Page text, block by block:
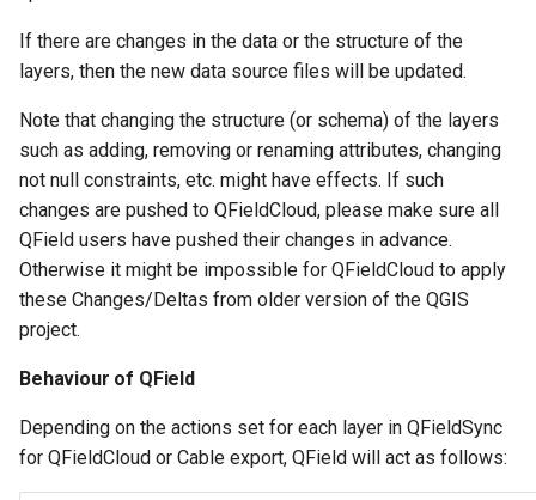
If there are changes in the data or the structure of the
layers, then the new data source files will be updated.
Note that changing the structure (or schema) of the layers
such as adding, removing or renaming attributes, changing
not null constraints, etc. might have effects. If such
changes are pushed to QFieldCloud, please make sure all
QField users have pushed their changes in advance.
Otherwise it might be impossible for QFieldCloud to apply
these Changes/Deltas from older version of the QGIS
project.
Behaviour of QField
Depending on the actions set for each layer in QFieldSync
for QFieldCloud or Cable export, QField will act as follows: